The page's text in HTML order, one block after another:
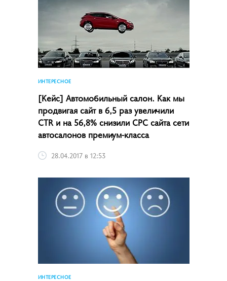
ИНТЕРЕСНОЕ
[Кейс] Автомобильный салон. Как мы
продвигая сайт в 6,5 раз увеличили
CTR и на 56,8% снизили CPC сайта сети
автосалонов премиум-класса
28.04.2017 в 12:53
ИНТЕРЕСНОЕ